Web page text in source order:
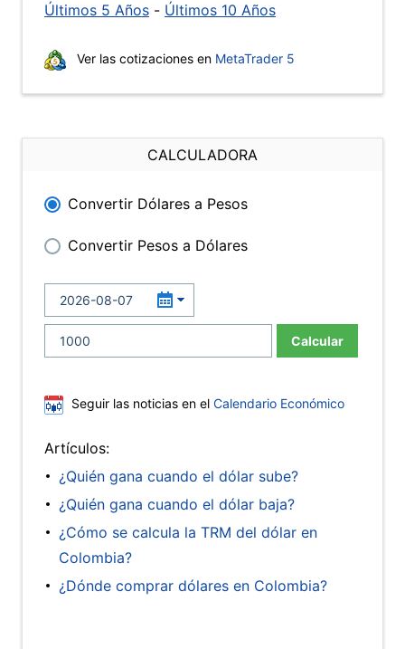
Últimos 5 Años - Últimos 10 Años
Ver las cotizaciones en MetaTrader 5
CALCULADORA
Convertir Dólares a Pesos
Convertir Pesos a Dólares
Calcular
Seguir las noticias en el Calendario Económico
Artículos:
¿Quién gana cuando el dólar sube?
¿Quién gana cuando el dólar baja?
¿Cómo se calcula la TRM del dólar en
Colombia?
¿Dónde comprar dólares en Colombia?